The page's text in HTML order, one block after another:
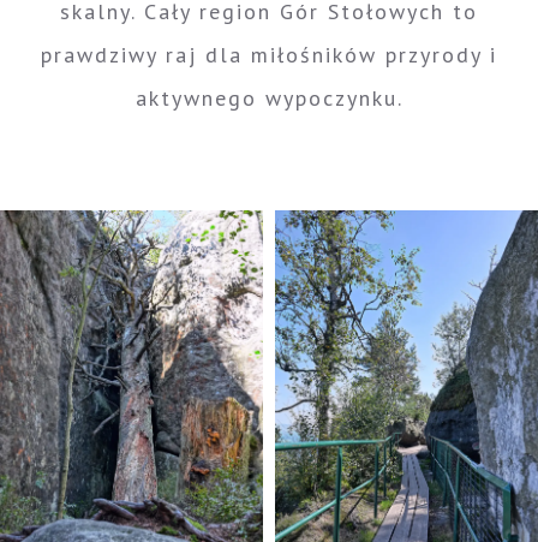
skalny. Cały region Gór Stołowych to
prawdziwy raj dla miłośników przyrody i
aktywnego wypoczynku.